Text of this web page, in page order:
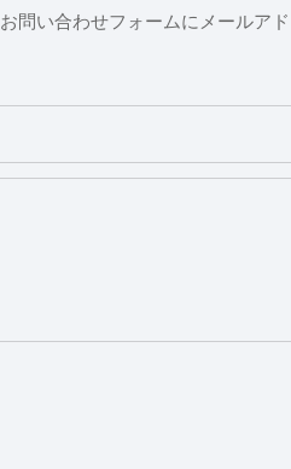
お問い合わせフォームにメールア